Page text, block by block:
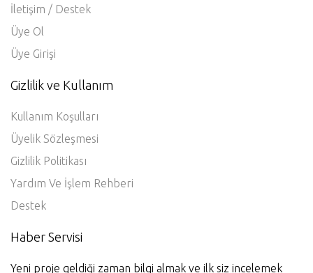
İletişim / Destek
Üye Ol
Üye Girişi
Gizlilik ve Kullanım
Kullanım Koşulları
Üyelik Sözleşmesi
Gizlilik Politikası
Yardım Ve İşlem Rehberi
Destek
Haber Servisi
Yeni proje geldiği zaman bilgi almak ve ilk siz incelemek